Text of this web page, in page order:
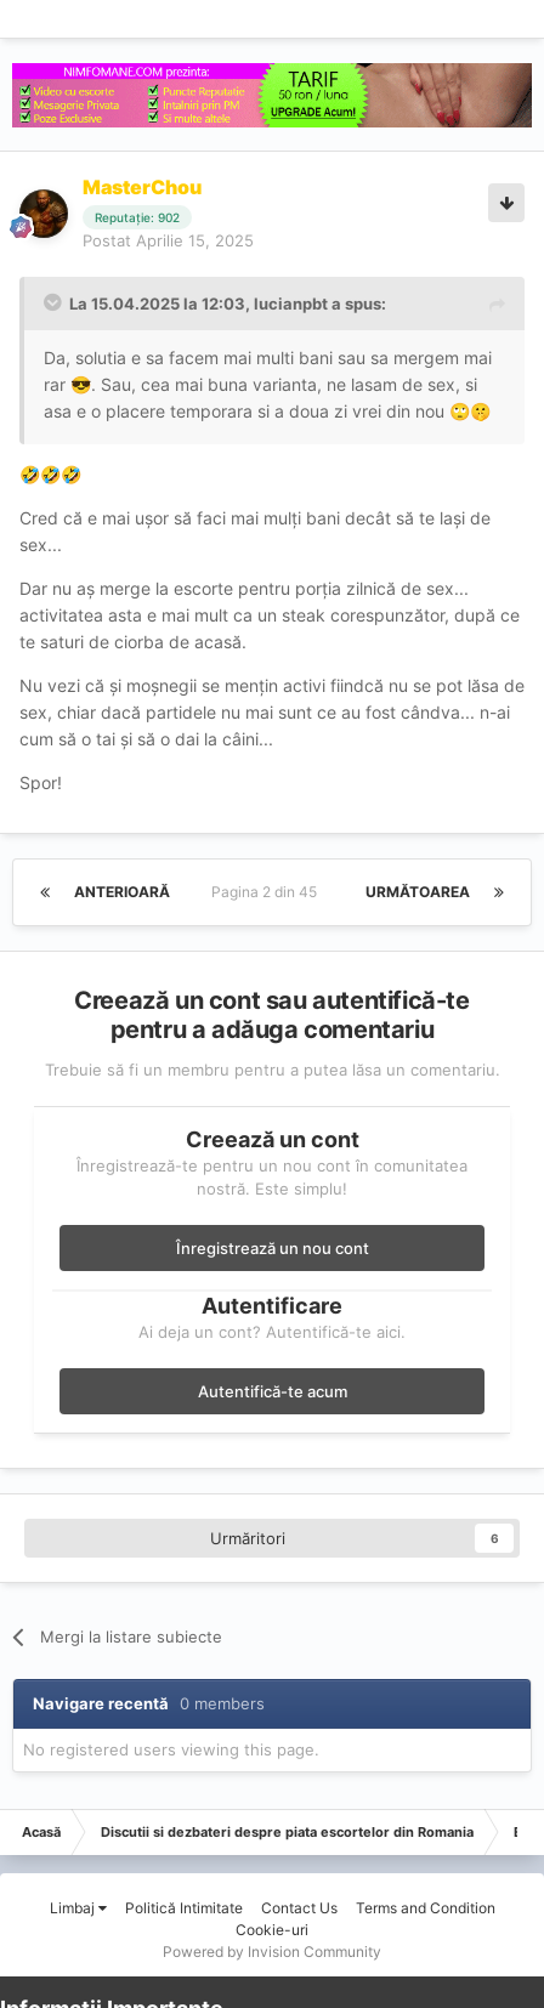
MasterChou
Reputație: 902
Postat Aprilie 15, 2025
La 15.04.2025 la 12:03, lucianpbta spus:
Da, solutia e sa facem mai multi bani sau sa mergem mai
rar 😎. Sau, cea mai buna varianta, ne lasam de sex, si
asa e o placere temporara si a doua zi vrei din nou 🙄🤫
🤣🤣🤣
Cred că e mai ușor să faci mai mulți bani decât să te lași de
sex...
Dar nu aș merge la escorte pentru porția zilnică de sex...
activitatea asta e mai mult ca un steak corespunzător, după ce
te saturi de ciorba de acasă.
Nu vezi că și moșnegii se mențin activi fiindcă nu se pot lăsa de
sex, chiar dacă partidele nu mai sunt ce au fost cândva... n-ai
cum să o tai și să o dai la câini...
Spor!
ANTERIOARĂ URMĂTOAREA
Pagina 2 din 45
Creează un cont sau autentifică-te
pentru a adăuga comentariu
Trebuie să fi un membru pentru a putea lăsa un comentariu.
Creează un cont
Înregistrează-te pentru un nou cont în comunitatea
nostră. Este simplu!
Înregistrează un nou cont
Autentificare
Ai deja un cont? Autentifică-te aici.
Autentifică-te acum
Urmăritori 6
Mergi la listare subiecte
Navigare recentă 0 members
No registered users viewing this page.
Acasă Discutii si dezbateri despre piata escortelor din Romania
Limbaj Politică Intimitate Contact Us
Terms and Condition
Cookie-uri
Powered by Invision Community